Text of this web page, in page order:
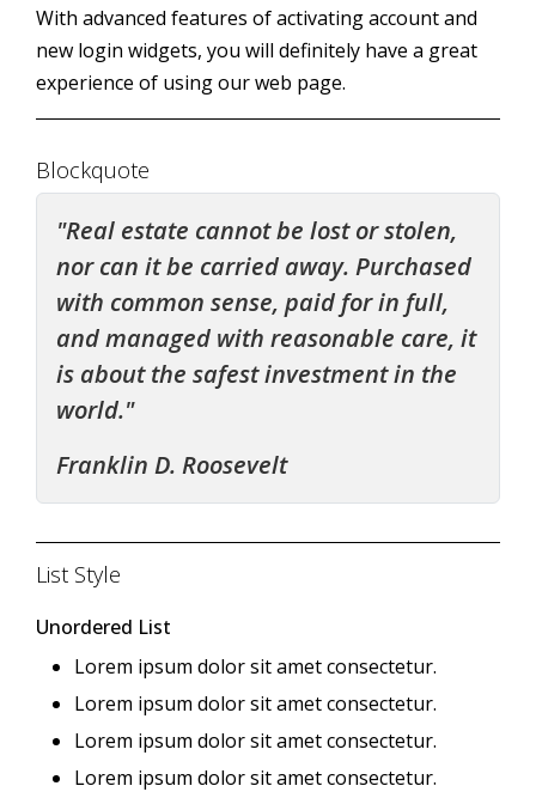
With advanced features of activating account and
new login widgets, you will definitely have a great
experience of using our web page.
Blockquote
Real estate cannot be lost or stolen,
nor can it be carried away. Purchased
with common sense, paid for in full,
and managed with reasonable care, it
is about the safest investment in the
world.
Franklin D. Roosevelt
List Style
Unordered List
Lorem ipsum dolor sit amet consectetur.
Lorem ipsum dolor sit amet consectetur.
Lorem ipsum dolor sit amet consectetur.
Lorem ipsum dolor sit amet consectetur.